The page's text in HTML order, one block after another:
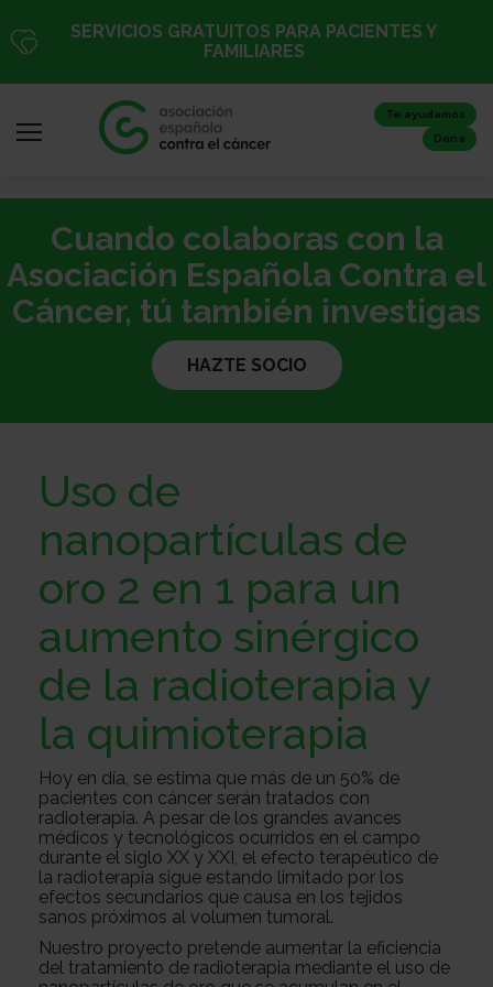
al
SERVICIOS GRATUITOS PARA PACIENTES Y
FAMILIARES
Te ayudamos
Dona
Iniciar
sesión
/
Registro
Inicio
Sobre
nosotros
Colabora
Todo
sobre
el
cancer
Investigación
Transparencia
Trabaja
Cuando colaboras con la
Asociación Española Contra el
Cáncer, tú también investigas
HAZTE SOCIO
Uso de
nanopartículas de
oro 2 en 1 para un
aumento sinérgico
de la radioterapia y
la quimioterapia
Hoy en día, se estima que más de un 50% de
pacientes con cáncer serán tratados con
radioterapia. A pesar de los grandes avances
médicos y tecnológicos ocurridos en el campo
durante el siglo XX y XXI, el efecto terapéutico de
la radioterapia sigue estando limitado por los
efectos secundarios que causa en los tejidos
sanos próximos al volumen tumoral.
Nuestro proyecto pretende aumentar la eficiencia
del tratamiento de radioterapia mediante el uso de